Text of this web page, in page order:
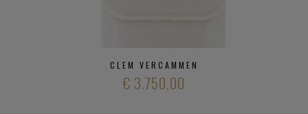
CLEM VERCAMMEN
€ 3.750,00